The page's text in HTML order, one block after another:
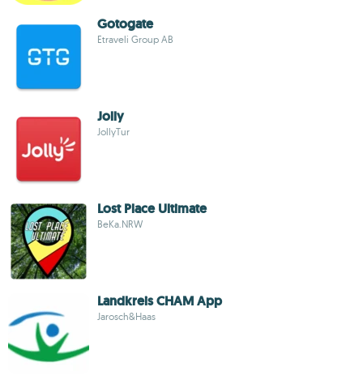
Gotogate
Etraveli Group AB
Jolly
JollyTur
Lost Place Ultimate
BeKa.NRW
Landkreis CHAM App
Jarosch&Haas